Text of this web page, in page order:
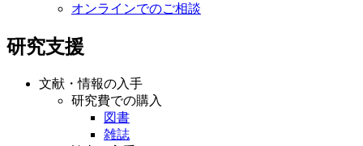
オンラインでのご相談
研究支援
文献・情報の入手
研究費での購入
図書
雑誌